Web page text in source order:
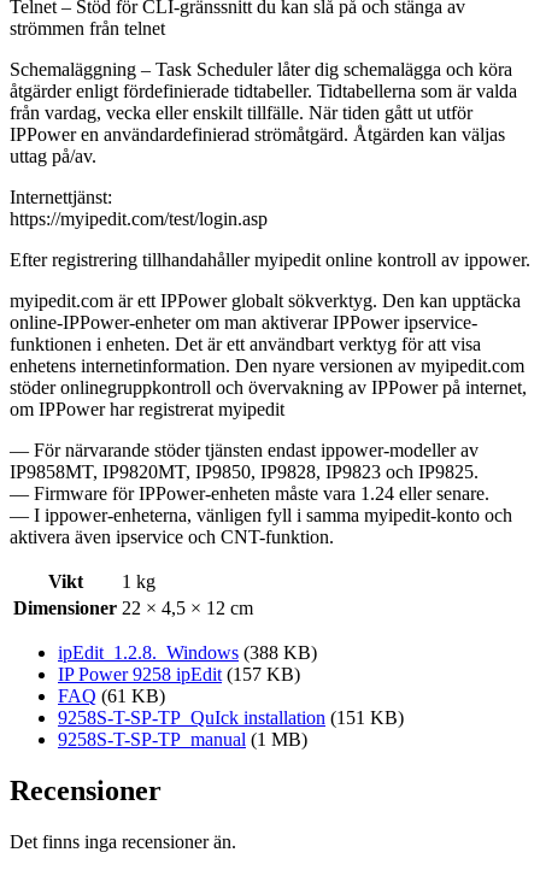
Telnet – Stöd för CLI-gränssnitt du kan slå på och stänga av
strömmen från telnet
Schemaläggning – Task Scheduler låter dig schemalägga och köra
åtgärder enligt fördefinierade tidtabeller. Tidtabellerna som är valda
från vardag, vecka eller enskilt tillfälle. När tiden gått ut utför
IPPower en användardefinierad strömåtgärd. Åtgärden kan väljas
uttag på/av.
Internettjänst:
https://myipedit.com/test/login.asp
Efter registrering tillhandahåller myipedit online kontroll av ippower.
myipedit.com är ett IPPower globalt sökverktyg. Den kan upptäcka
online-IPPower-enheter om man aktiverar IPPower ipservice-
funktionen i enheten. Det är ett användbart verktyg för att visa
enhetens internetinformation. Den nyare versionen av myipedit.com
stöder onlinegruppkontroll och övervakning av IPPower på internet,
om IPPower har registrerat myipedit
— För närvarande stöder tjänsten endast ippower-modeller av
IP9858MT, IP9820MT, IP9850, IP9828, IP9823 och IP9825.
— Firmware för IPPower-enheten måste vara 1.24 eller senare.
— I ippower-enheterna, vänligen fyll i samma myipedit-konto och
aktivera även ipservice och CNT-funktion.
Vikt
1 kg
Dimensioner 22 × 4,5 × 12 cm
ipEdit_1.2.8._Windows (388 KB)
IP Power 9258 ipEdit (157 KB)
FAQ (61 KB)
9258S-T-SP-TP_QuIck installation (151 KB)
9258S-T-SP-TP_manual (1 MB)
Recensioner
Det finns inga recensioner än.